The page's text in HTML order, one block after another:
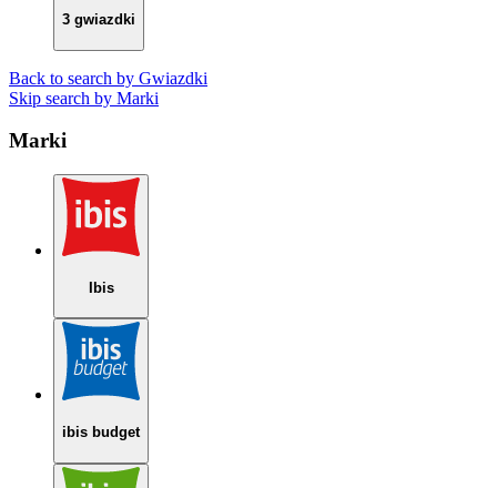
3 gwiazdki
Back to search by Gwiazdki
Skip search by Marki
Marki
Ibis
ibis budget